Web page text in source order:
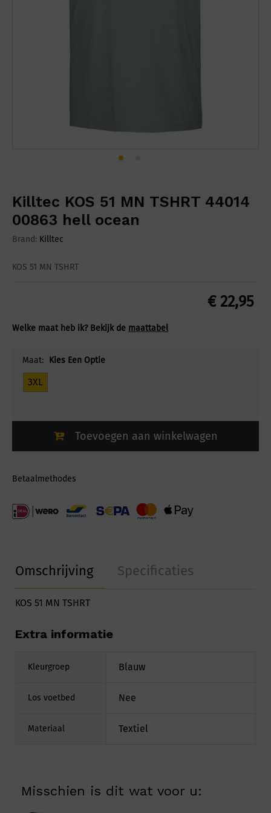
Killtec KOS 51 MN TSHRT 44014
00863 hell ocean
Brand: Killtec
KOS 51 MN TSHRT
€22,95
Welke maat heb ik? Bekijk de maattabel
Maat: Kies Een Optie
3XL
Toevoegen aan winkelwagen
Betaalmethodes
Omschrijving Specificaties
KOS 51 MN TSHRT
Extra informatie
Kleurgroep Blauw
Los voetbed Nee
Materiaal Textiel
Misschien is dit wat voor u: